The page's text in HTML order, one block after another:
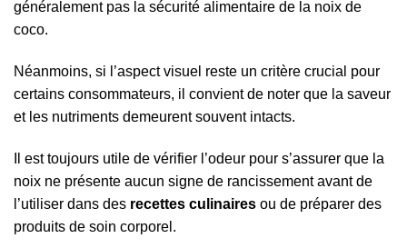
généralement pas la sécurité alimentaire de la noix de
coco.
Néanmoins, si l’aspect visuel reste un critère crucial pour
certains consommateurs, il convient de noter que la saveur
et les nutriments demeurent souvent intacts.
Il est toujours utile de vérifier l’odeur pour s’assurer que la
noix ne présente aucun signe de rancissement avant de
l’utiliser dans des recettes culinaires ou de préparer des
produits de soin corporel.